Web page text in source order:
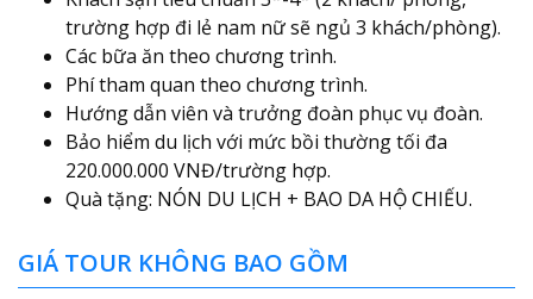
trường hợp đi lẻ nam nữ sẽ ngủ 3 khách/phòng).
Các bữa ăn theo chương trình.
Phí tham quan theo chương trình.
Hướng dẫn viên và trưởng đoàn phục vụ đoàn.
Bảo hiểm du lịch với mức bồi thường tối đa
220.000.000 VNĐ/trường hợp.
Quà tặng: NÓN DU LỊCH + BAO DA HỘ CHIẾU.
GIÁ TOUR KHÔNG BAO GỒM